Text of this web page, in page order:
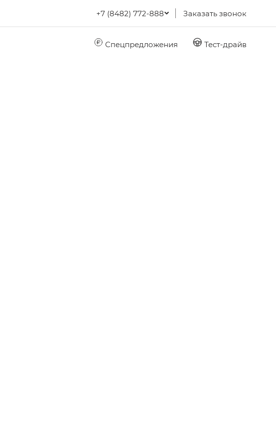
+7 (8482) 772-888 Заказать звонок
Спецпредложения Тест-драйв